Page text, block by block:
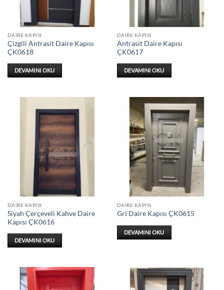
DAIRE KAPISI
Çizgili Antrasit Daire Kapısı
ÇK0618
DEVAMINI OKU
DAIRE KAPISI
Antrasit Daire Kapısı
ÇK0617
DEVAMINI OKU
DAIRE KAPISI
Siyah Çerçeveli Kahve Daire
Kapısı ÇK0616
DEVAMINI OKU
DAIRE KAPISI
Gri Daire Kapısı ÇK0615
DEVAMINI OKU